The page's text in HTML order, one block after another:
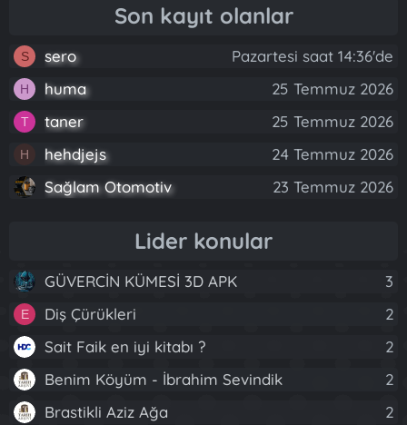
Son kayıt olanlar
S sero Pazartesi saat 14:36'de
H huma 25 Temmuz 2026
T taner 25 Temmuz 2026
H hehdjejs
24 Temmuz 2026
Sağlam Otomotiv
23 Temmuz 2026
Lider konular
GÜVERCİN KÜMESİ 3D APK 3
E Diş Çürükleri
2
Sait Faik en iyi kitabı ?
2
Benim Köyüm - İbrahim Sevindik
2
Brastikli Aziz Ağa
2